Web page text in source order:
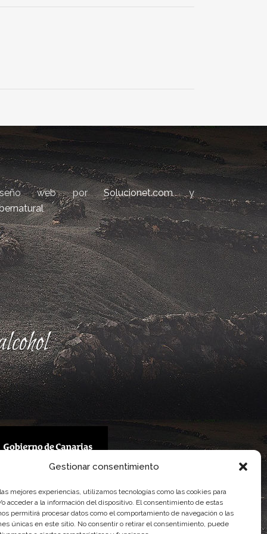
Gestionar consentimiento
mejores experiencias, utilizamos tecnologías como las cookies para
acceder a la información del dispositivo. El consentimiento de estas
permitirá procesar datos como el comportamiento de navegación o las
únicas en este sitio. No consentir o retirar el consentimiento, puede
web porSolucionet.comy
de Canarias